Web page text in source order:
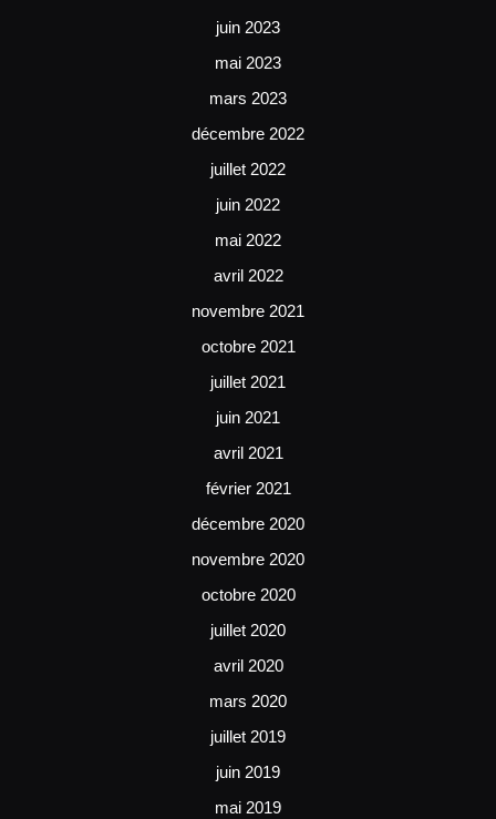
juin 2023
mai 2023
mars 2023
décembre 2022
juillet 2022
juin 2022
mai 2022
avril 2022
novembre 2021
octobre 2021
juillet 2021
juin 2021
avril 2021
février 2021
décembre 2020
novembre 2020
octobre 2020
juillet 2020
avril 2020
mars 2020
juillet 2019
juin 2019
mai 2019